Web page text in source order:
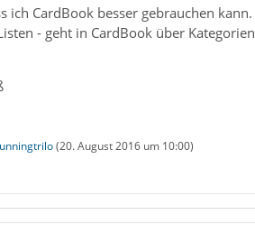
ich CardBook besser gebrauchen kann.
- geht in CardBook über Kategorien
(20. August 2016 um 10:00)